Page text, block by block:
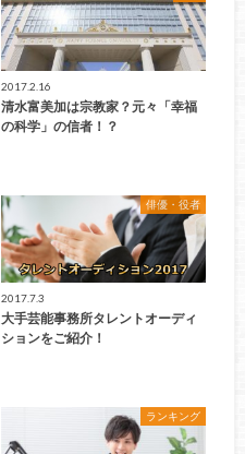
2017.2.16
清水富美加は宗教家？元々「幸福
の科学」の信者！？
俳優・役者
2017.7.3
大手芸能事務所タレントオーディ
ションをご紹介！
ランキング